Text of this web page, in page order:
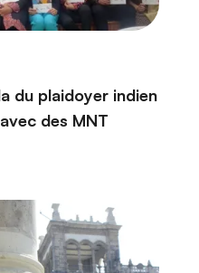
du plaidoyer indien
des MNT